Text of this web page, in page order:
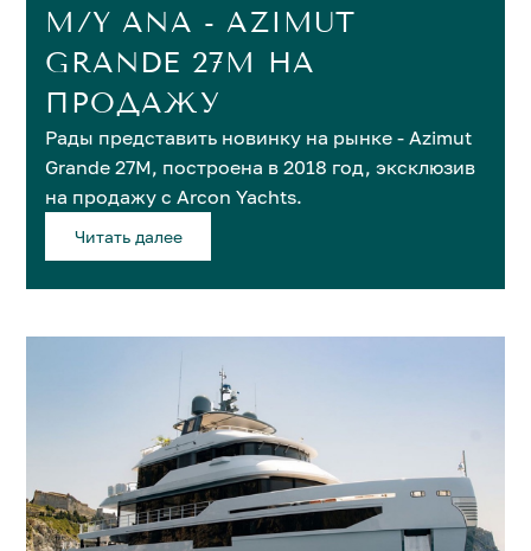
M/Y ANA - AZIMUT
GRANDE 27M НА
ПРОДАЖУ
Рады представить новинку на рынке - Azimut
Grande 27M, построена в 2018 год, эксклюзив
на продажу с Arcon Yachts.
Читать далее